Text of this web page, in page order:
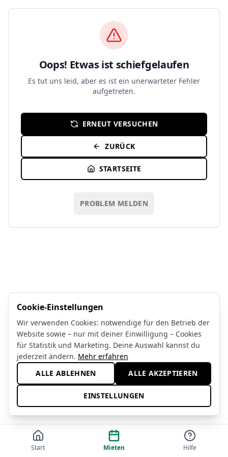
Zum Hauptinhalt springen
Oops! Etwas ist schiefgelaufen
Es tut uns leid, aber es ist ein unerwarteter Fehler
aufgetreten.
ERNEUT VERSUCHEN
ZURÜCK
STARTSEITE
PROBLEM MELDEN
Start Mieten Hilfe
Cookie-Einstellungen
Wir verwenden Cookies: notwendige für den Betrieb der
Website sowie – nur mit deiner Einwilligung – Cookies
für Statistik und Marketing. Deine Auswahl kannst du
jederzeit ändern. Mehr erfahren
ALLE ABLEHNEN
ALLE AKZEPTIEREN
EINSTELLUNGEN